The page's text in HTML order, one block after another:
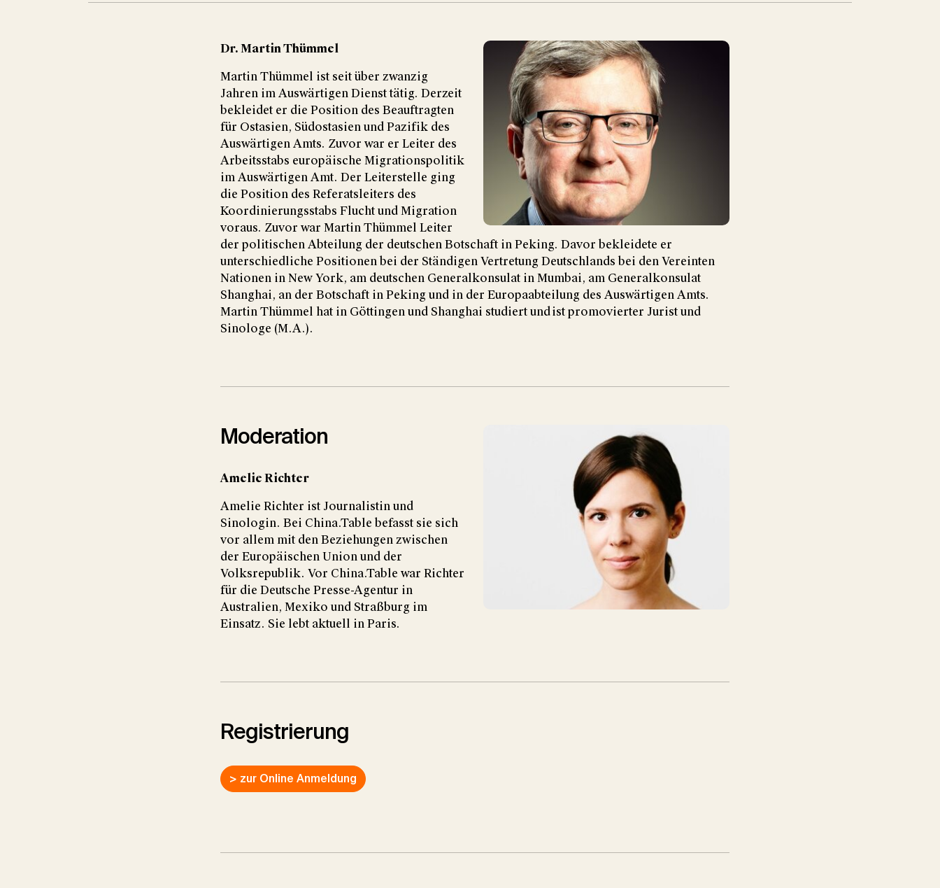
Dr. Martin Thümmel
Martin Thümmel ist seit über zwanzig
Jahren im Auswärtigen Dienst tätig. Derzeit
bekleidet er die Position des Beauftragten
für Ostasien, Südostasien und Pazifik des
Auswärtigen Amts. Zuvor war er Leiter des
Arbeitsstabs europäische Migrationspolitik
im Auswärtigen Amt. Der Leiterstelle ging
die Position des Referatsleiters des
Koordinierungsstabs Flucht und Migration
voraus. Zuvor war Martin Thümmel Leiter
der politischen Abteilung der deutschen Botschaft in Peking. Davor bekleidete er
unterschiedliche Positionen bei der Ständigen Vertretung Deutschlands bei den Vereinten
Nationen in New York, am deutschen Generalkonsulat in Mumbai, am Generalkonsulat
Shanghai, an der Botschaft in Peking und in der Europaabteilung des Auswärtigen Amts.
Martin Thümmel hat in Göttingen und Shanghai studiert und ist promovierter Jurist und
Sinologe (M.A.).
Moderation
Amelie Richter
Amelie Richter ist Journalistin und
Sinologin. Bei China.Table befasst sie sich
vor allem mit den Beziehungen zwischen
der Europäischen Union und der
Volksrepublik. Vor China.Table war Richter
für die Deutsche Presse-Agentur in
Australien, Mexiko und Straßburg im
Einsatz. Sie lebt aktuell in Paris.
Registrierung
> zur Online Anmeldung